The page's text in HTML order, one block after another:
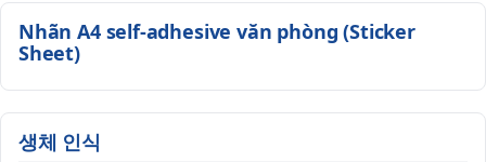
Nhãn A4 self-adhesive văn phòng (Sticker
Sheet)
생체 인식